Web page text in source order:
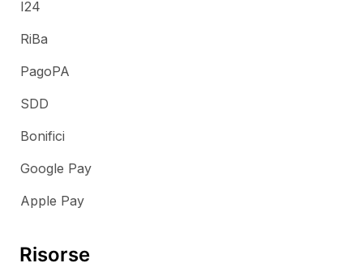
I24
RiBa
PagoPA
SDD
Bonifici
Google Pay
Apple Pay
Risorse